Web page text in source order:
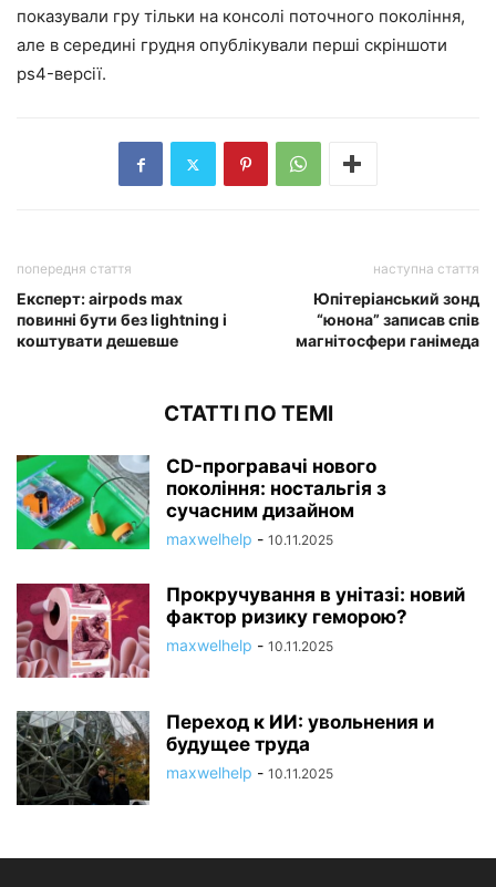
показували гру тільки на консолі поточного покоління,
але в середині грудня опублікували перші скріншоти
ps4-версії.
попередня стаття
Експерт: airpods max
повинні бути без lightning і
коштувати дешевше
наступна стаття
Юпітеріанський зонд
“юнона” записав спів
магнітосфери ганімеда
СТАТТІ ПО ТЕМІ
CD-програвачі нового
покоління: ностальгія з
сучасним дизайном
maxwelhelp - 10.11.2025
Прокручування в унітазі: новий
фактор ризику геморою?
maxwelhelp - 10.11.2025
Переход к ИИ: увольнения и
будущее труда
maxwelhelp - 10.11.2025